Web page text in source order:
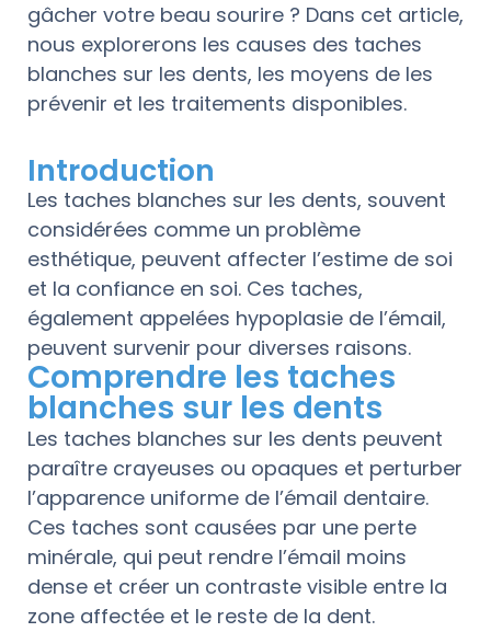
gâcher votre beau sourire ? Dans cet article,
nous explorerons les causes des taches
blanches sur les dents, les moyens de les
prévenir et les traitements disponibles.
Introduction
Les taches blanches sur les dents, souvent
considérées comme un problème
esthétique, peuvent affecter l’estime de soi
et la confiance en soi. Ces taches,
également appelées hypoplasie de l’émail,
peuvent survenir pour diverses raisons.
Comprendre les taches
blanches sur les dents
Les taches blanches sur les dents peuvent
paraître crayeuses ou opaques et perturber
l’apparence uniforme de l’émail dentaire.
Ces taches sont causées par une perte
minérale, qui peut rendre l’émail moins
dense et créer un contraste visible entre la
zone affectée et le reste de la dent.